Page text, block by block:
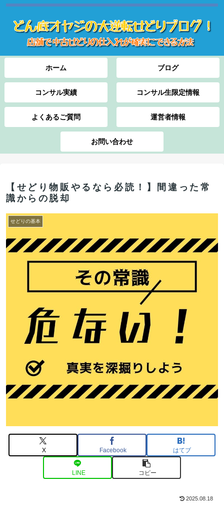
ホーム ブログ
コンサル実績 コンサル生限定情報
よくあるご質問 運営者情報
お問い合わせ
【せどり物販やるなら必読！】間違った常
識からの脱却
せどりの基本
X Facebook はてブ
LINE コピー
2025.08.18